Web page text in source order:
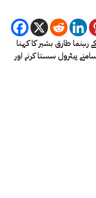
طارق بشیر کا کہنا
پیٹرول سستا کرنے اور